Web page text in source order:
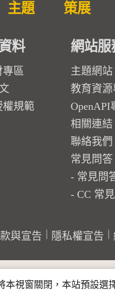
主題 策展
料
專區
權規範
網站服
主題網站
教育資源
OpenAPI
相關連結
聯絡我們
常見問答
常見問
CC 常
與宣告 隱私權宣告
本視窗關閉，本站預設選